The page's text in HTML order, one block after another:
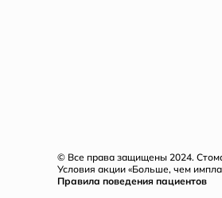
© Все права защищены 2024.
Условия акции «Больше, чем
Правила поведения пациентов